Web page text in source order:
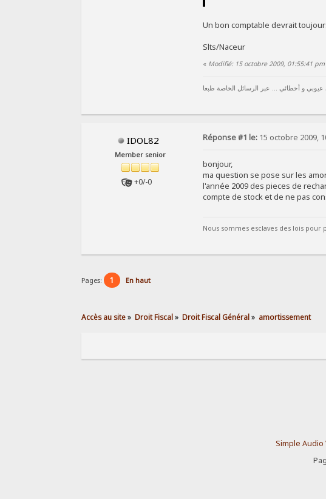
Un bon comptable devrait
Slts/Naceur
« Modifié: 15 octobre 2009, 01:55:41
عيوبي و أخطائي ... عبر الرسائل الخاصة طبعا
IDOL82
Member senior
+0/-0
Réponse #1 le: 15 octobre 2009,
bonjour,
ma question se pose sur les
l'année 2009 des pieces de
compte de stock et de ne pas
Nous sommes esclaves des lois pour
Pages: 1 En haut
Accès au site» Droit Fiscal» Droit Fiscal Général» amortissement
Simple